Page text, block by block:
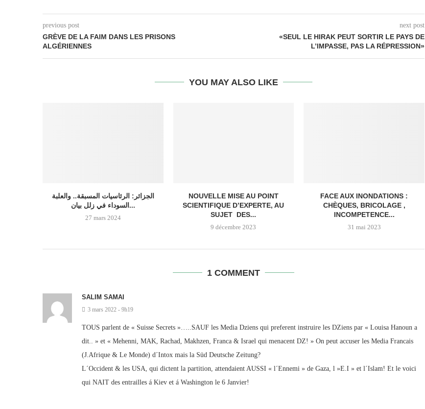
previous post
GRÈVE DE LA FAIM DANS LES PRISONS
ALGÉRIENNES
next post
«SEUL LE HIRAK PEUT SORTIR LE PAYS DE
L’IMPASSE, PAS LA RÉPRESSION»
YOU MAY ALSO LIKE
الجزائر: الرئاسيات المسبقة.. والعلبة
السوداء في زلل بيان...
27 mars 2024
NOUVELLE MISE AU POINT
SCIENTIFIQUE D’EXPERTE, AU
SUJET DES...
9 décembre 2023
FACE AUX INONDATIONS :
CHÈQUES, BRICOLAGE ,
INCOMPETENCE...
31 mai 2023
1 COMMENT
SALIM SAMAI
3 mars 2022 - 9h19
TOUS parlent de « Suisse Secrets »…..SAUF les Media Dziens qui preferent instruire les DZiens par « Louisa Hanoun a
dit.. » et « Mehenni, MAK, Rachad, Makhzen, Franca & Israel qui menacent DZ! » On peut accuser les Media Francais
(J.Afrique & Le Monde) d´Intox mais la Süd Deutsche Zeitung?
L´Occident & les USA, qui dictent la partition, attendaient AUSSI « l´Ennemi » de Gaza, l »E.I » et l´Islam! Et le voici
qui NAIT des entrailles á Kiev et á Washington le 6 Janvier!